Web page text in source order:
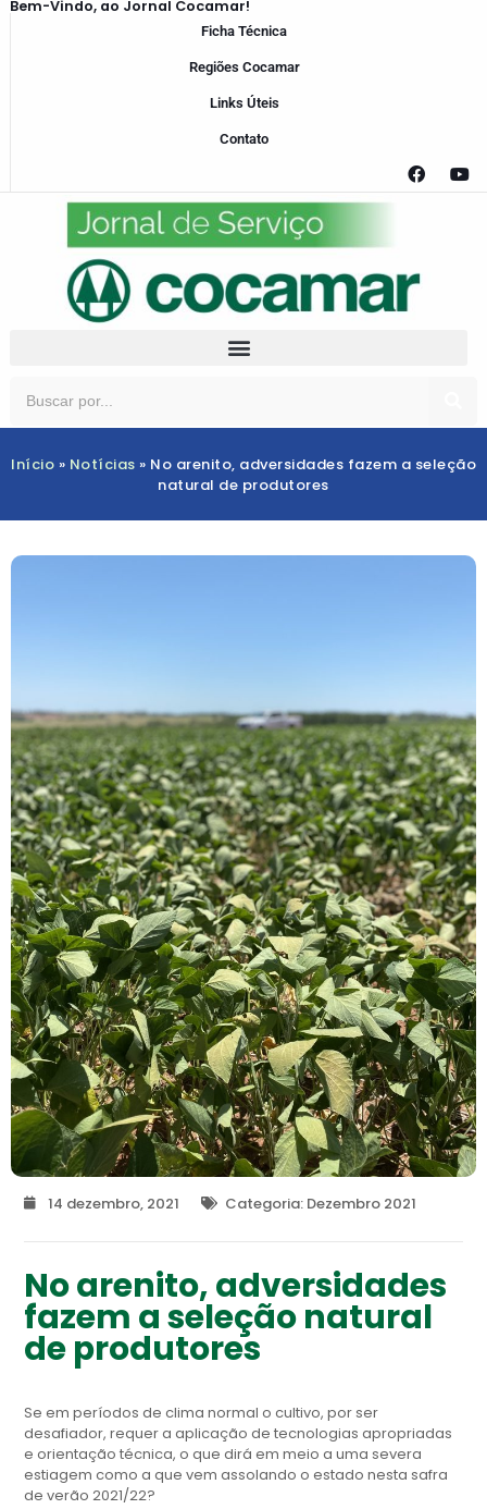
Bem-Vindo, ao Jornal Cocamar!
Ficha Técnica
Regiões Cocamar
Links Úteis
Contato
Início » Notícias » No arenito, adversidades fazem a seleção
natural de produtores
14 dezembro, 2021 Categoria: Dezembro 2021
No arenito, adversidades
fazem a seleção natural
de produtores
Se em períodos de clima normal o cultivo, por ser
desafiador, requer a aplicação de tecnologias apropriadas
e orientação técnica, o que dirá em meio a uma severa
estiagem como a que vem assolando o estado nesta safra
de verão 2021/22?